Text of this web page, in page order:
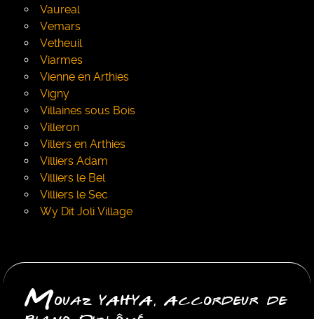
Vaureal
Vemars
Vetheuil
Viarmes
Vienne en Arthies
Vigny
Villaines sous Bois
Villeron
Villers en Arthies
Villiers Adam
Villiers le Bel
Villiers le Sec
Wy Dit Joli Village
Mouaz YAHYA, Accordeur de